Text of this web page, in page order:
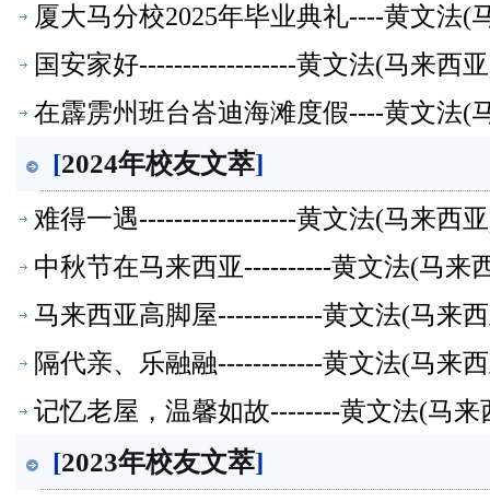
厦大马分校2025年毕业典礼----黄文法(
国安家好------------------黄文法(马来西
在霹雳州班台峇迪海滩度假----黄文法(
[2024年校友文萃]
难得一遇------------------黄文法(马来西
中秋节在马来西亚----------黄文法(马来
马来西亚高脚屋------------黄文法(马来
隔代亲、乐融融------------黄文法(马来
记忆老屋，温馨如故--------黄文法(马
[2023年校友文萃]